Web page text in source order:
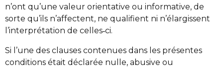
n’ont qu’une valeur orientative ou informative, de
sorte qu’ils n’affectent, ne qualifient ni n’élargissent
l’interprétation de celles‑ci.
Si l’une des clauses contenues dans les présentes
conditions était déclarée nulle, abusive ou